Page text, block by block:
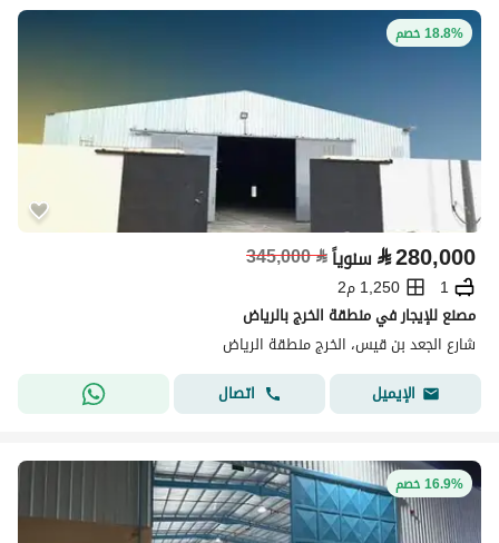
18.8% خصم
⃁280,000 سنوياً⃁
345,000
1
1,250 م2
مصنع للإيجار في منطقة الخرج بالرياض
شارع الجعد بن قيس، الخرج منطقة الرياض
الإيميل
اتصال
16.9% خصم